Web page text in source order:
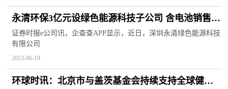
永清环保3亿元设绿色能源科技子公司 含电池销售业
务 当前热闻
证券时报e公司讯，企查查APP显示，近日，深圳永清绿色能源科技
有限公司
2023-06-19
环球时讯：北京市与盖茨基金会持续支持全球健康